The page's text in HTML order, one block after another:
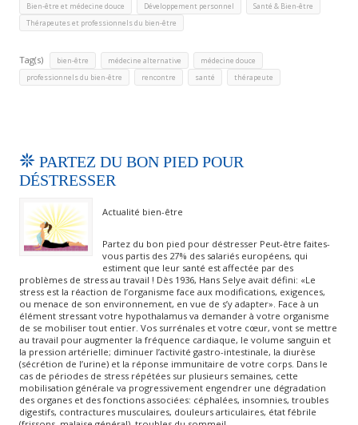
Bien-être et médecine douce Développement personnel Santé & Bien-être
Thérapeutes et professionnels du bien-être
Tag(s) bien-être médecine alternative médecine douce
professionnels du bien-être rencontre santé thérapeute
PARTEZ DU BON PIED POUR
DÉSTRESSER
Actualité bien-être
Partez du bon pied pour déstresser Peut-être faites-
vous partis des 27% des salariés européens, qui
estiment que leur santé est affectée par des
problèmes de stress au travail ! Dès 1936, Hans Selye avait défini: «Le
stress est la réaction de l’organisme face aux modifications, exigences,
ou menace de son environnement, en vue de s’y adapter». Face à un
élément stressant votre hypothalamus va demander à votre organisme
de se mobiliser tout entier. Vos surrénales et votre cœur, vont se mettre
au travail pour augmenter la fréquence cardiaque, le volume sanguin et
la pression artérielle; diminuer l’activité gastro-intestinale, la diurèse
(sécrétion de l’urine) et la réponse immunitaire de votre corps. Dans le
cas de périodes de stress répétées sur plusieurs semaines, cette
mobilisation générale va progressivement engendrer une dégradation
des organes et des fonctions associées: céphalées, insomnies, troubles
digestifs, contractures musculaires, douleurs articulaires, état fébrile